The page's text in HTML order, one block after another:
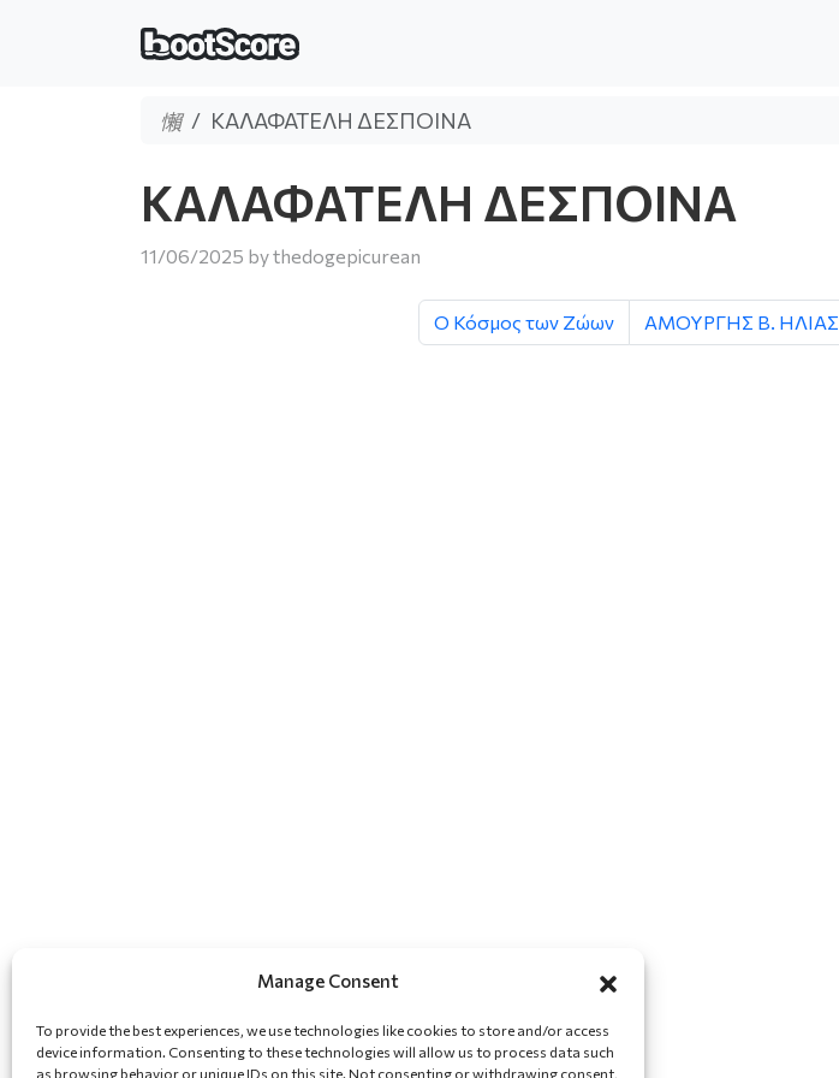
Manage Consent
To provide the best experiences, we use technologies like cookies to store and/or access
device information. Consenting to these technologies will allow us to process data such
as browsing behavior or unique IDs on this site. Not consenting or withdrawing consent,
ΚΑΛΑΦΑΤΕΛΗ ΔΕΣΠΟΙΝΑ
ΚΑΛΑΦΑΤΕΛΗ ΔΕΣΠΟΙΝΑ
11/06/2025 bythedogepicurean
Ο Κόσμος των Ζώων ΑΜΟΥΡΓΗΣ Β. ΗΛΙΑΣ